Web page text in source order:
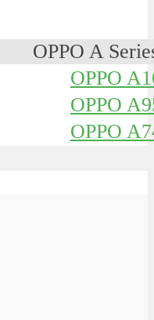
OPPO A
OPPO
OPPO
OPPO